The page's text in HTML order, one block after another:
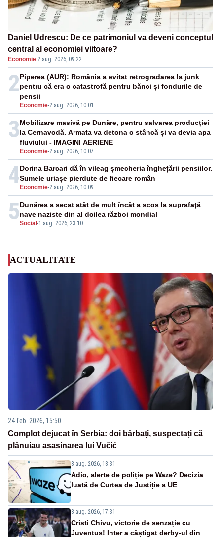
Daniel Udrescu: De ce patrimoniul va deveni conceptul
central al economiei viitoare?
Economie·2 aug. 2026, 09:22
2
Economie-2 aug. 2026, 10:01
Piperea (AUR): România a evitat retrogradarea la junk
pentru că era o catastrofă pentru bănci și fondurile de
pensii
3
Economie-2 aug. 2026, 10:07
Mobilizare masivă pe Dunăre, pentru salvarea producției
la Cernavodă. Armata va detona o stâncă și va devia apa
fluviului - IMAGINI AERIENE
4 Economie-2 aug. 2026, 10:09
Dorina Barcari dă în vileag șmecheria înghețării pensiilor.
Sumele uriașe pierdute de fiecare român
5Social -1 aug. 2026, 23:10
Dunărea a secat atât de mult încât a scos la suprafață
nave naziste din al doilea război mondial
ACTUALITATE
24 feb. 2026, 15:50
Complot dejucat în Serbia: doi bărbați, suspectați că
plănuiau asasinarea lui Vučić
8 aug. 2026, 18:31
Adio, alerte de poliție pe Waze? Decizia
luată de Curtea de Justiție a UE
8 aug. 2026, 17:31
Cristi Chivu, victorie de senzație cu
Juventus! Inter a câștigat derby-ul din